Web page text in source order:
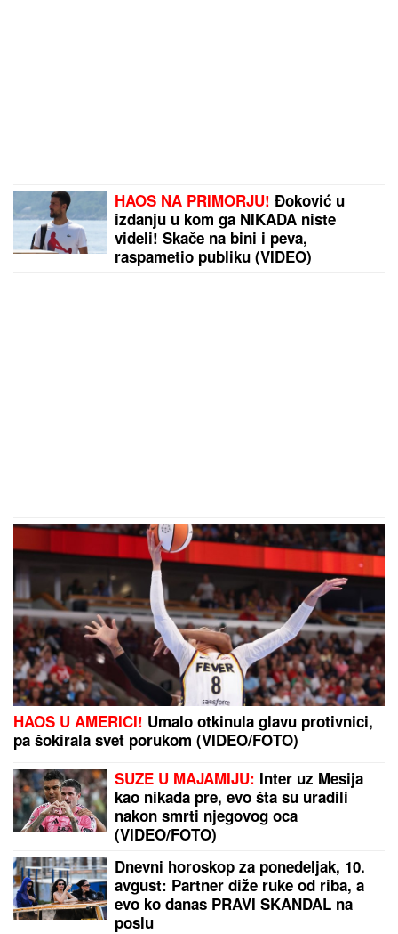
HAOS NA PRIMORJU! Đoković u
izdanju u kom ga NIKADA niste
videli! Skače na bini i peva,
raspametio publiku (VIDEO)
HAOS U AMERICI! Umalo otkinula glavu protivnici,
pa šokirala svet porukom (VIDEO/FOTO)
SUZE U MAJAMIJU: Inter uz Mesija
kao nikada pre, evo šta su uradili
nakon smrti njegovog oca
(VIDEO/FOTO)
Dnevni horoskop za ponedeljak, 10.
avgust: Partner diže ruke od riba, a
evo ko danas PRAVI SKANDAL na
poslu